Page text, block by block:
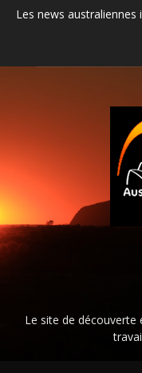
Les news australiennes
Le site de découverte